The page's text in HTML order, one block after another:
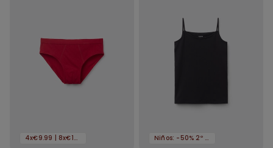
4x€9.99 | 8x€16.99 Niños: -50% 2º artículo